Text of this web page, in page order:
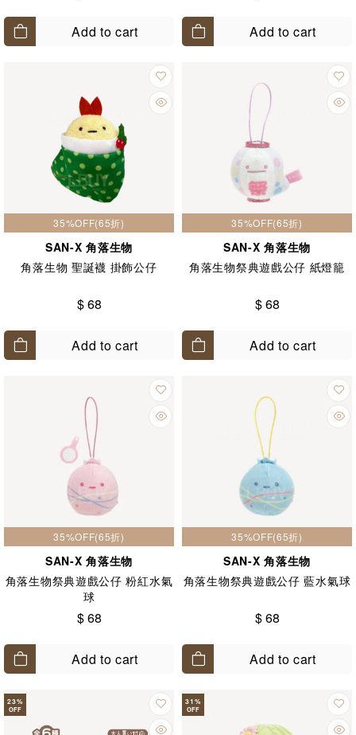
Add to cart Add to cart
35%OFF(65折)
SAN-X 角落生物
角落生物 聖誕襪 掛飾公仔
$ 68
Add to cart
35%OFF(65折)
SAN-X 角落生物
角落生物祭典遊戲公仔 紙燈籠
$ 68
Add to cart
35%OFF(65折)
SAN-X 角落生物
角落生物祭典遊戲公仔 粉紅水氣
球
$ 68
Add to cart
35%OFF(65折)
SAN-X 角落生物
角落生物祭典遊戲公仔 藍水氣球
$ 68
Add to cart
23%
OFF
31%
OFF